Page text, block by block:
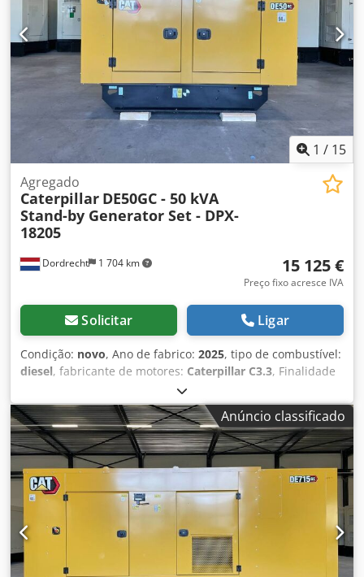
Caminhão-pipa
1 / 15
Dordrecht 1 704 km
Agregado
Caterpillar DE50GC - 50 kVA
Stand-by Generator Set - DPX-
18205
15 125 €
Preço fixo acresce IVA
Solicitar Ligar
Condição: novo, Ano de fabrico: 2025, tipo de combustível:
diesel, fabricante de motores: Caterpillar C3.3, Finalidade
de uso: construção civil Peso vazio: 889 kg Potência do
gerador: 50 kVA Dimensões do compartimento de carga:
230 x 96 x 140 cm Certificação CE: sim Volume do tanque
de água: 103 l Entre em contato com a equipe DPX para
mais informações. = Outras opções e acessórios = - Bateria
- Painel de controle Djdpfxsy R I Hto Am Tswa - Teto de aço
- Tanque
Anúncio classificado